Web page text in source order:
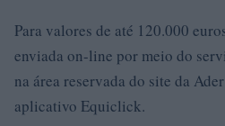
Para valores de até 120.000
enviada on-line por meio do
na área reservada do site da
aplicativo Equiclick.